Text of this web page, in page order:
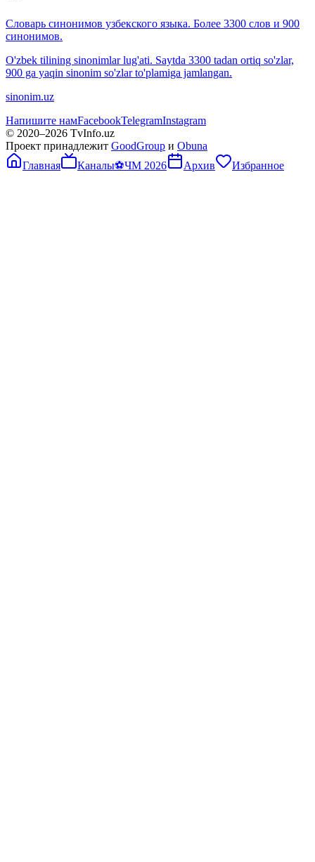
Словарь синонимов узбекского языка. Более 3300 слов и 900
синонимов.
O'zbek tilining sinonimlar lug'ati. Saytda 3300 tadan ortiq so'zlar,
900 ga yaqin sinonim so'zlar to'plamiga jamlangan.
sinonim.uz
Напишите намFacebookTelegramInstagram
© 2020–2026 TvInfo.uz
Проект принадлежит GoodGroup и Obuna
Главная
Каналы⚽ЧМ 2026 Архив Избранное